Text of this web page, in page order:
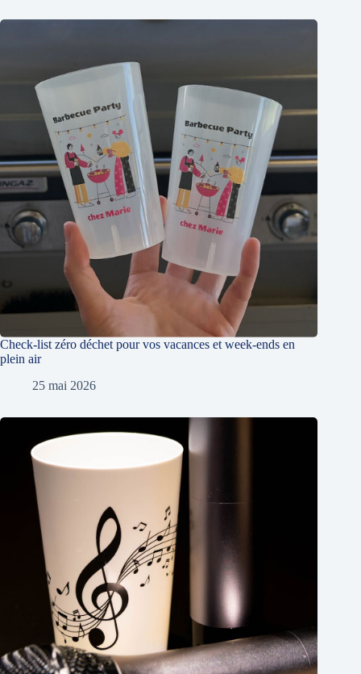
Check-list zéro déchet pour vos vacances et week-ends en
plein air
25 mai 2026